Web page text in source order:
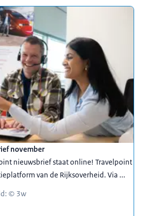
november
nieuwsbrief staat online! Travelpoint
van de Rijksoverheid. Via ...
© 3w